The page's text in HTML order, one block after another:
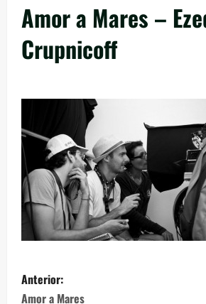
Amor a Mares –
Crupnicoff
Anterior:
Amor a Mares